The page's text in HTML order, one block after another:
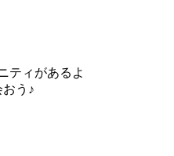
ティがあるよ
う♪